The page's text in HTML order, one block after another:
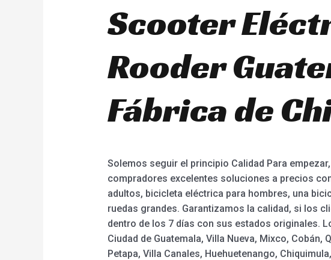
Scooter
Rooder
Fábrica de
Solemos seguir el principio Calidad Para
compradores excelentes soluciones a precios
adultos, bicicleta eléctrica para hombres, una
ruedas grandes. Garantizamos la calidad, si los
dentro de los 7 días con sus estados originales.
Ciudad de Guatemala, Villa Nueva, Mixco,
Petapa, Villa Canales, Huehuetenango,